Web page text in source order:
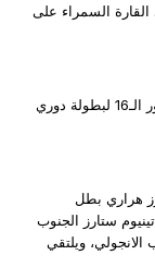
السمراء على
كل هذه الأسئلة ستجيب عليها جولتا الذهاب والإياب بدور الـ16 لبطولة دوري
هراري بطل
ستارز الجنوب
ويلتقي